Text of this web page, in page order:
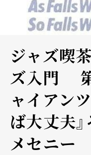
ジャズ喫
ズ入門
ャイアン
ば大丈夫
メセニー